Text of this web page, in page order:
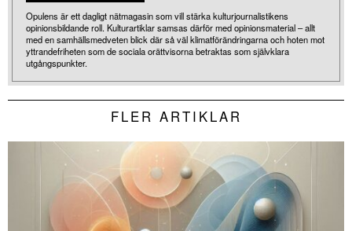
Opulens är ett dagligt nätmagasin som vill stärka kulturjournalistikens
opinionsbildande roll. Kulturartiklar samsas därför med opinionsmaterial – allt
med en samhällsmedveten blick där så väl klimatförändringarna och hoten mot
yttrandefriheten som de sociala orättvisorna betraktas som självklara
utgångspunkter.
FLER ARTIKLAR